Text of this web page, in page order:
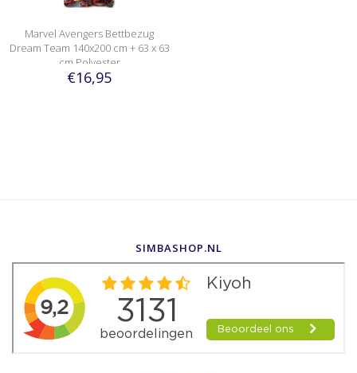
Marvel Avengers Bettbezug
Dream Team 140x200 cm + 63 x 63
cm Polyester
€16,95
SIMBASHOP.NL